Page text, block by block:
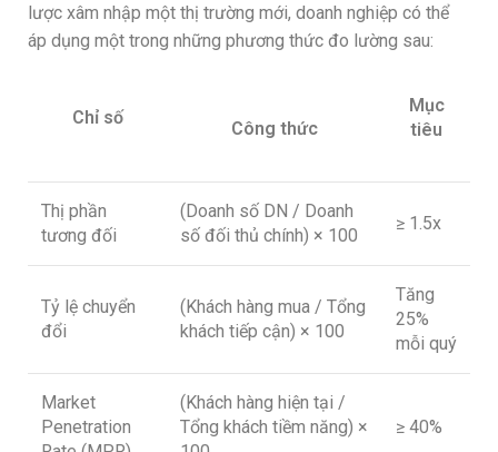
lược xâm nhập một thị trường mới, doanh nghiệp có thể
áp dụng một trong những phương thức đo lường sau:
Chỉ số
Công thức
Mục
tiêu
Thị phần
tương đối
(Doanh số DN / Doanh
số đối thủ chính) × 100
≥ 1.5x
Tỷ lệ chuyển
đổi
(Khách hàng mua / Tổng
khách tiếp cận) × 100
Tăng
25%
mỗi quý
Market
Penetration
(Khách hàng hiện tại /
Tổng khách tiềm năng) ×
≥ 40%